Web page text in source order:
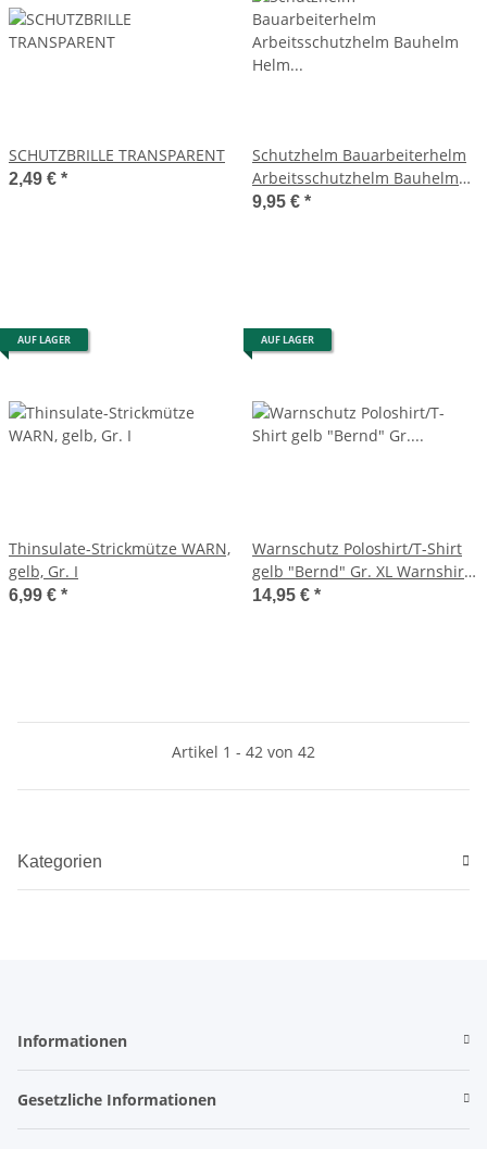
SCHUTZBRILLE TRANSPARENT
2,49 € *
Schutzhelm Bauarbeiterhelm
Arbeitsschutzhelm Bauhelm
Helm Gelb 50 bis 66 cm
9,95 € *
AUF LAGER
Thinsulate-Strickmütze WARN,
gelb, Gr. I
6,99 € *
AUF LAGER
Warnschutz Poloshirt/T-Shirt
gelb "Bernd" Gr. XL Warnshirt
Polo Safestyle
14,95 € *
Artikel 1 - 42 von 42
Kategorien
Informationen
Gesetzliche Informationen